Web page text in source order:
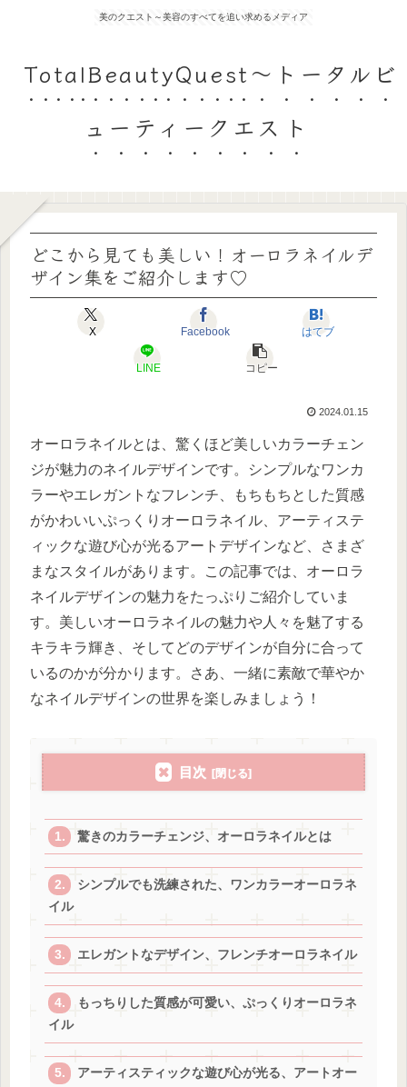
美のクエスト～美容のすべてを追い求めるメディア
TotalBeautyQuest～トータルビ
ューティークエスト
どこから見ても美しい！オーロラネイルデ
ザイン集をご紹介します♡
X Facebook はてブ
LINE コピー
2024.01.15
オーロラネイルとは、驚くほど美しいカラーチェン
ジが魅力のネイルデザインです。シンプルなワンカ
ラーやエレガントなフレンチ、もちもちとした質感
がかわいいぷっくりオーロラネイル、アーティステ
ィックな遊び心が光るアートデザインなど、さまざ
まなスタイルがあります。この記事では、オーロラ
ネイルデザインの魅力をたっぷりご紹介していま
す。美しいオーロラネイルの魅力や人々を魅了する
キラキラ輝き、そしてどのデザインが自分に合って
いるのかが分かります。さあ、一緒に素敵で華やか
なネイルデザインの世界を楽しみましょう！
目次
驚きのカラーチェンジ、オーロラネイルとは
シンプルでも洗練された、ワンカラーオーロラネ
イル
エレガントなデザイン、フレンチオーロラネイル
もっちりした質感が可愛い、ぷっくりオーロラネ
イル
アーティスティックな遊び心が光る、アートオー